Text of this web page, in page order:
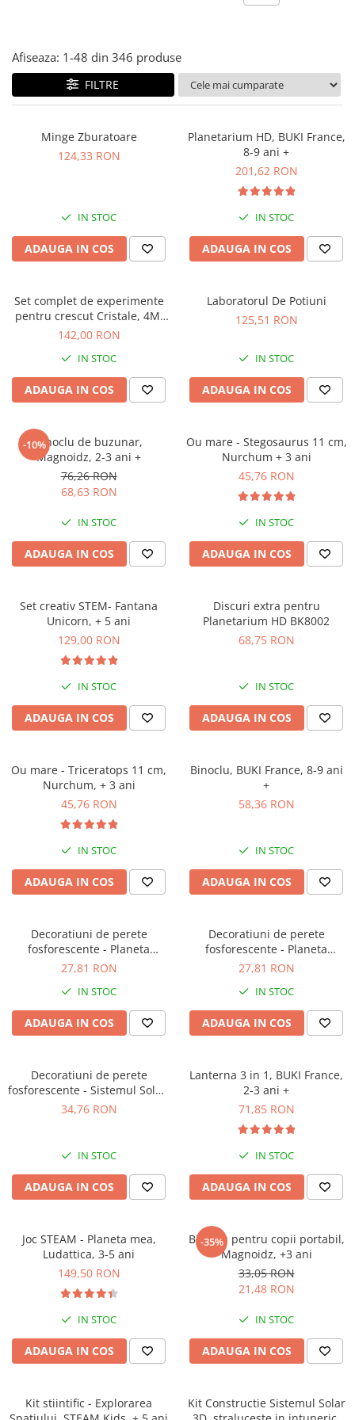
Jocuri de rol
Jocuri inteligenta si memorie
Jocuri dezvoltare emotionala
Jucarii din lemn
Jucarii si jocuri Montessori
Jocuri de relaxare
Papusi Barbie
Jocuri de cooperare
Jocuri dezvoltarea imaginatiei
Jocuri geografie
Jocuri invatat limba engleza
Jocuri si jucarii educative
Jocuri STEAM
Jucarii interactive
Masinute si trenulete
Cărți educative pentru copii
Afiseaza: 1-48 din 346 produse
FILTRE
Minge Zburatoare
124,33 RON
IN STOC
ADAUGA IN COS
Planetarium HD, BUKI France,
8-9 ani +
201,62 RON
IN STOC
ADAUGA IN COS
Set complet de experimente
pentru crescut Cristale, 4M,
+10 ani
142,00 RON
IN STOC
ADAUGA IN COS
Laboratorul De Potiuni
125,51 RON
IN STOC
ADAUGA IN COS
-10%Binoclu de buzunar,
Magnoidz, 2-3 ani +
76,26 RON
68,63 RON
IN STOC
ADAUGA IN COS
Ou mare - Stegosaurus 11 cm,
Nurchum + 3 ani
45,76 RON
IN STOC
ADAUGA IN COS
Set creativ STEM- Fantana
Unicorn, + 5 ani
129,00 RON
IN STOC
ADAUGA IN COS
Discuri extra pentru
Planetarium HD BK8002
68,75 RON
IN STOC
ADAUGA IN COS
Ou mare - Triceratops 11 cm,
Nurchum, + 3 ani
45,76 RON
IN STOC
ADAUGA IN COS
Binoclu, BUKI France, 8-9 ani
+
58,36 RON
IN STOC
ADAUGA IN COS
Decoratiuni de perete
fosforescente - Planeta
Pamant, BUKI France, 4-5 ani
27,81 RON
IN STOC
ADAUGA IN COS
Decoratiuni de perete
fosforescente - Planeta
Saturn, BUKI France, 4-5 ani +
27,81 RON
IN STOC
ADAUGA IN COS
Decoratiuni de perete
fosforescente - Sistemul Solar,
BUKI France, 4-5 ani +
34,76 RON
IN STOC
ADAUGA IN COS
Lanterna 3 in 1, BUKI France,
2-3 ani +
71,85 RON
IN STOC
ADAUGA IN COS
Joc STEAM - Planeta mea,
Ludattica, 3-5 ani
149,50 RON
IN STOC
ADAUGA IN COS
-35%
Binoclu pentru copii portabil,
Magnoidz, +3 ani
33,05 RON
21,48 RON
IN STOC
ADAUGA IN COS
Kit stiintific - Explorarea
Kit Constructie Sistemul Solar